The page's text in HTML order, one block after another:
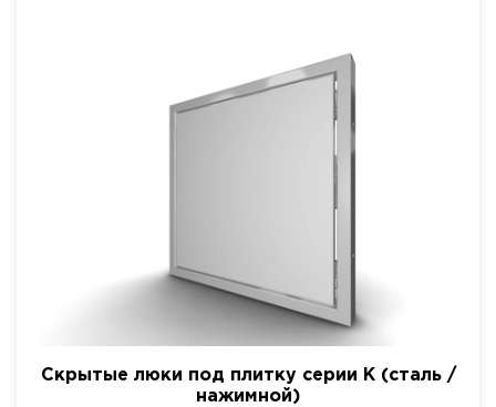
Скрытые люки под плитку серии K (сталь /
нажимной)